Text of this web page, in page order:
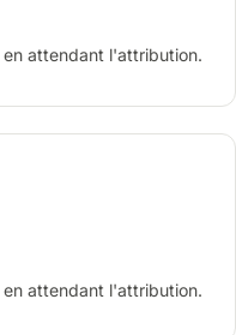
attendant l'attribution.
attendant l'attribution.